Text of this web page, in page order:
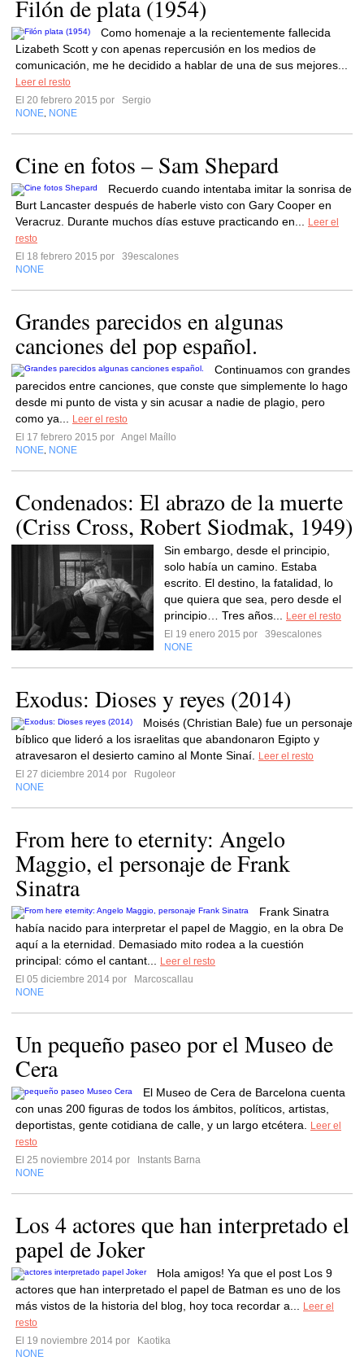
Filón de plata (1954)
Como homenaje a la recientemente fallecida
Lizabeth Scott y con apenas repercusión en los medios de
comunicación, me he decidido a hablar de una de sus mejores...
Leer el resto
El 20 febrero 2015 por
Sergio
NONE NONE
Cine en fotos – Sam Shepard
Recuerdo cuando intentaba imitar la sonrisa de
Burt Lancaster después de haberle visto con Gary Cooper en
Veracruz. Durante muchos días estuve practicando en...
Leer el
resto
El 18 febrero 2015 por
39escalones
NONE
Grandes parecidos en algunas
canciones del pop español.
Continuamos con grandes
parecidos entre canciones, que conste que simplemente lo hago
desde mi punto de vista y sin acusar a nadie de plagio, pero
como ya...
Leer el resto
El 17 febrero 2015 por Angel Maíllo
NONE NONE
Condenados: El abrazo de la muerte
(Criss Cross, Robert Siodmak, 1949)
Sin embargo, desde el principio,
solo había un camino. Estaba
escrito. El destino, la fatalidad, lo
que quiera que sea, pero desde el
principio… Tres años...
Leer el resto
El 19 enero 2015 por
39escalones
NONE
Exodus: Dioses y reyes (2014)
Moisés (Christian Bale) fue un personaje
bíblico que lideró a los israelitas que abandonaron Egipto y
atravesaron el desierto camino al Monte Sinaí.
Leer el resto
El 27 diciembre 2014 por
Rugoleor
NONE
From here to eternity: Angelo
Maggio, el personaje de Frank
Sinatra
Frank Sinatra
había nacido para interpretar el papel de Maggio, en la obra De
aquí a la eternidad. Demasiado mito rodea a la cuestión
principal: cómo el cantant...
Leer el resto
El 05 diciembre 2014 por
Marcoscallau
NONE
Un pequeño paseo por el Museo de
Cera
El Museo de Cera de Barcelona cuenta
con unas 200 figuras de todos los ámbitos, políticos, artistas,
deportistas, gente cotidiana de calle, y un largo etcétera.
Leer el
resto
El 25 noviembre 2014 por
Instants Barna
NONE
Los 4 actores que han interpretado el
papel de Joker
Hola amigos! Ya que el post Los 9
actores que han interpretado el papel de Batman es uno de los
más vistos de la historia del blog, hoy toca recordar a...
Leer el
resto
El 19 noviembre 2014 por
Kaotika
NONE